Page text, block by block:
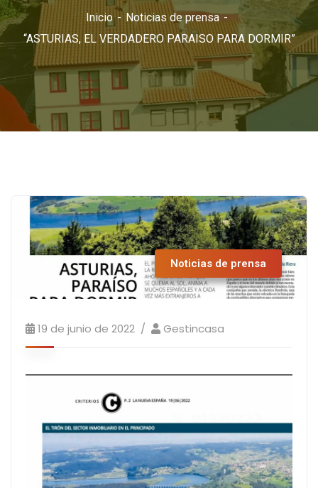
Inicio
Noticias de prensa
“ASTURIAS, EL VERDADERO PARAISO PARA DORMIR”
Noticias de prensa
19 de junio de 2022 Gestincasa